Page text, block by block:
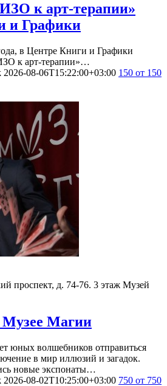
к арт-терапии»
и Графики
в Центре Книги и Графики
к арт-терапии»…
2026-08-06T15:22:00+03:00 150 от 150
проспект, д. 74-76. 3 этаж Музей
Магии
юных волшебников отправиться
в мир иллюзий и загадок.
новые экспонаты…
2026-08-02T10:25:00+03:00 750 от 750